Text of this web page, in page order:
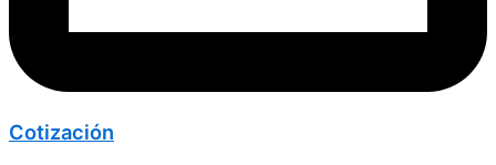
Cotización